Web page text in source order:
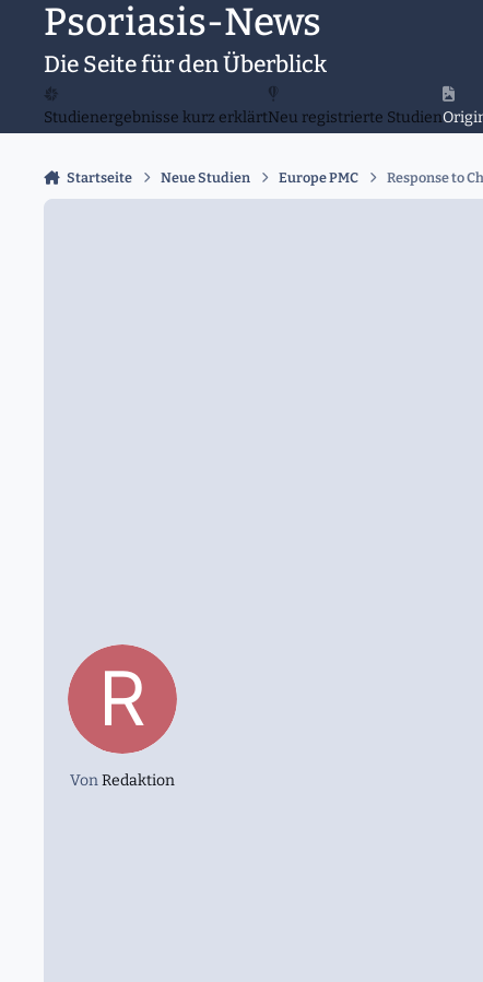
Zu Inhalt springen
Psoriasis-News
Die Seite für den Überblick
Studienergebnisse kurz erklärtNeu registrierte Studien
Startseite Neue Studien Europe PMC Response to
VonRedaktion